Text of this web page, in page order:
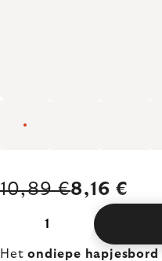
10,89 €8,16 €
Hetondiepe hapjesbord